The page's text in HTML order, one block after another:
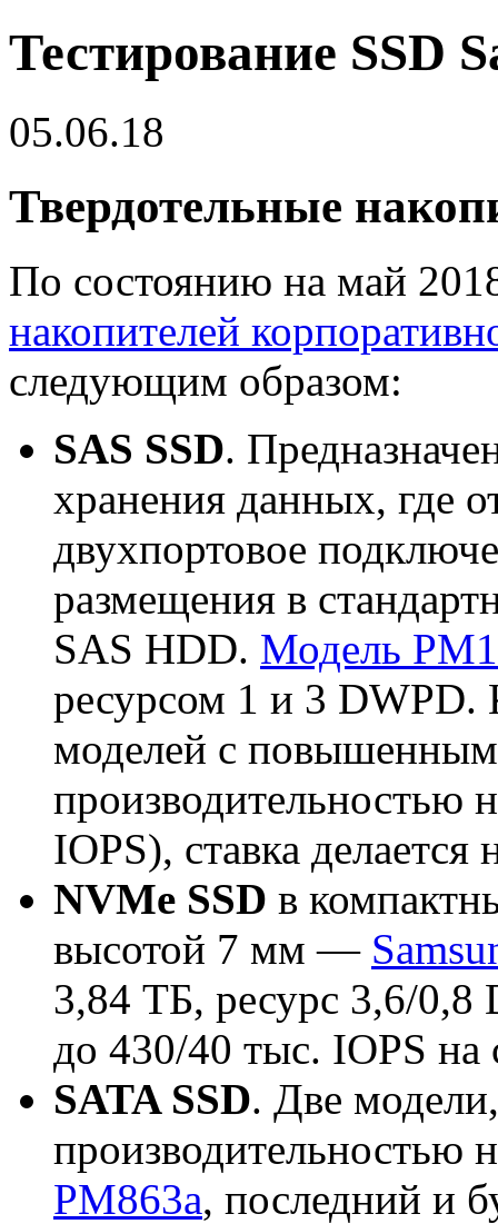
Тестирование SSD
05.06.18
Твердотельные
По состоянию на май
накопителей
следующим образом:
SAS SSD.
хранения данных, где
двухпортовое
размещения в
SAS HDD. Модель
ресурсом 1 и 3
моделей с
производительностью
IOPS), ставка
NVMe SSD в
высотой 7 мм —
3,84 ТБ, ресурс 3,6/0,8
до 430/40 тыс. IOPS на
SATA SSD. Две
производительностью
PM863a, последний и